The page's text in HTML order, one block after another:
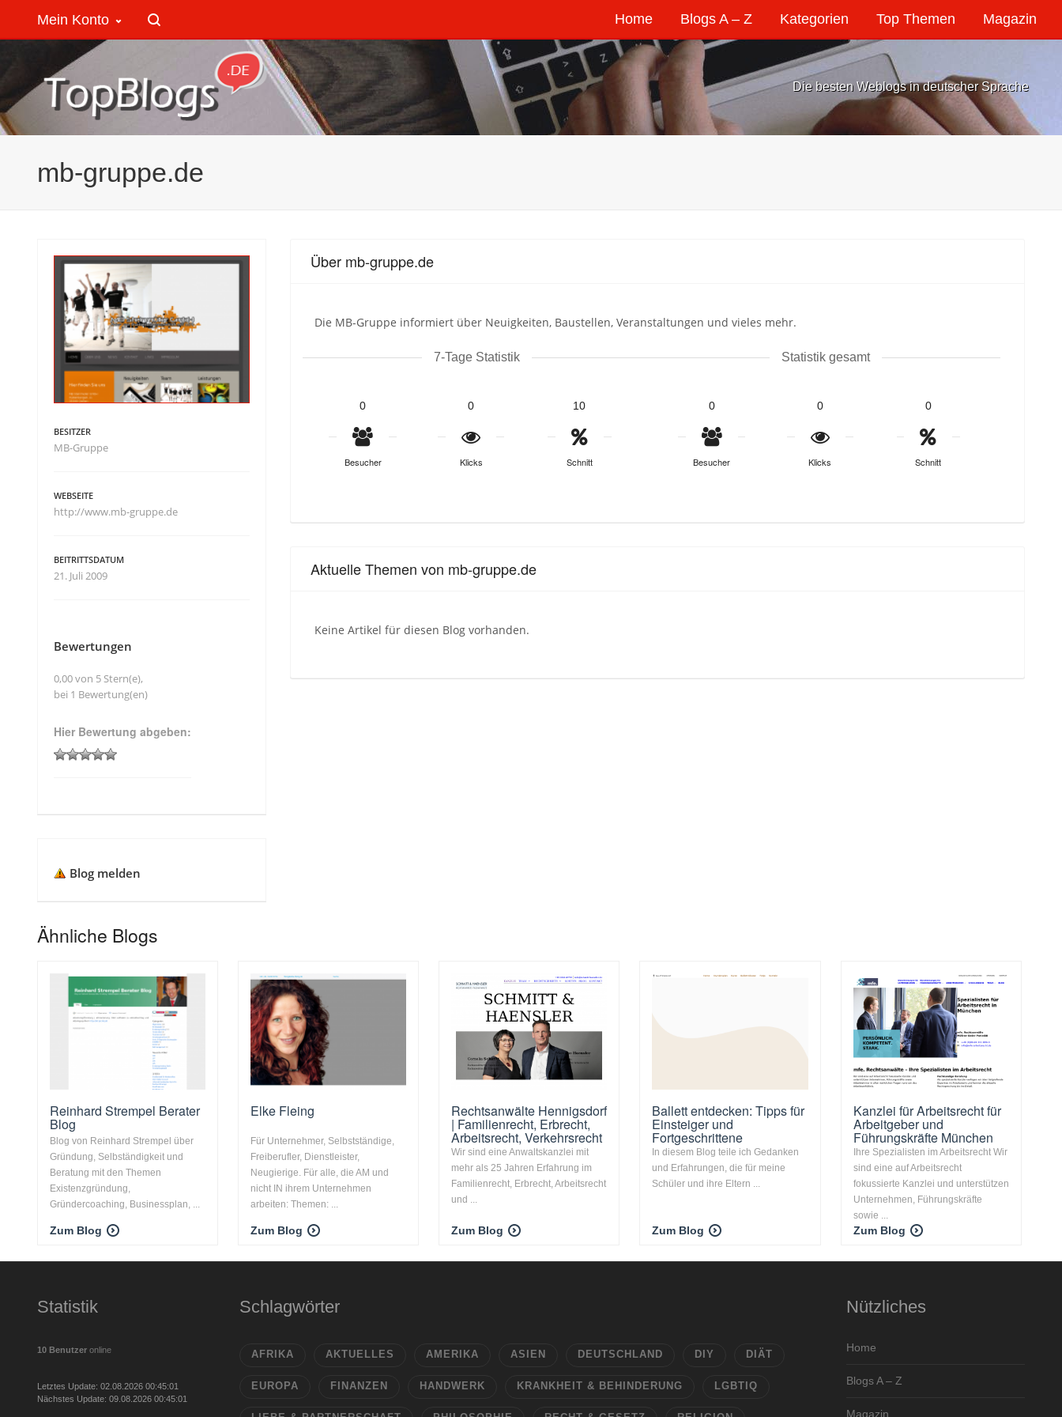
Home Blogs A – Z Kategorien Top Themen Magazin
Mein Konto
Die besten Weblogs in deutscher Sprache
mb-gruppe.de
Über mb-gruppe.de
Die MB-Gruppe informiert über Neuigkeiten, Baustellen, Veranstaltungen und vieles mehr.
7-Tage Statistik
0
Besucher
0
Klicks
10
Schnitt
Statistik gesamt
0
Besucher
0
Klicks
0
Schnitt
Aktuelle Themen von mb-gruppe.de
Keine Artikel für diesen Blog vorhanden.
BESITZER
MB-Gruppe
WEBSEITE
http://www.mb-gruppe.de
BEITRITTSDATUM
21. Juli 2009
Bewertungen
0,00 von 5 Stern(e),
bei 1 Bewertung(en)
Hier Bewertung abgeben:
Blog melden
Ähnliche Blogs
Reinhard Strempel Berater
Blog
Blog von Reinhard Strempel über
Gründung, Selbständigkeit und
Beratung mit den Themen
Existenzgründung,
Gründercoaching, Businessplan, ...
Zum Blog
Elke Fleing
Für Unternehmer, Selbstständige,
Freiberufler, Dienstleister,
Neugierige. Für alle, die AM und
nicht IN ihrem Unternehmen
arbeiten: Themen: ...
Zum Blog
Rechtsanwälte Hennigsdorf
| Familienrecht, Erbrecht,
Arbeitsrecht, Verkehrsrecht
Wir sind eine Anwaltskanzlei mit
mehr als 25 Jahren Erfahrung im
Familienrecht, Erbrecht, Arbeitsrecht
und ...
Zum Blog
Ballett entdecken: Tipps für
Einsteiger und
Fortgeschrittene
In diesem Blog teile ich Gedanken
und Erfahrungen, die für meine
Schüler und ihre Eltern ...
Zum Blog
Kanzlei für Arbeitsrecht für
Arbeitgeber und
Führungskräfte München
Ihre Spezialisten im Arbeitsrecht Wir
sind eine auf Arbeitsrecht
fokussierte Kanzlei und unterstützen
Unternehmen, Führungskräfte
sowie ...
Zum Blog
Statistik
10 Benutzer online
Letztes Update: 02.08.2026 00:45:01
Nächstes Update: 09.08.2026 00:45:01
Schlagwörter
AFRIKA AKTUELLES AMERIKA ASIEN DEUTSCHLAND DIY DIÄT
EUROPA FINANZEN HANDWERK KRANKHEIT & BEHINDERUNG LGBTIQ
Nützliches
Home
Blogs A – Z
Magazin